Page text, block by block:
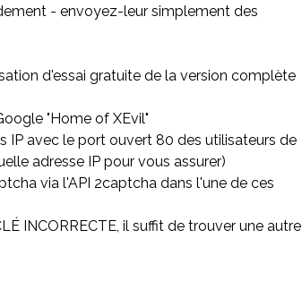
- envoyez-leur simplement des
d'essai gratuite de la version complète
"Home of XEvil"
IP avec le port ouvert 80 des utilisateurs de
adresse IP pour vous assurer)
via l'API 2captcha dans l'une de ces
INCORRECTE, il suffit de trouver une autre